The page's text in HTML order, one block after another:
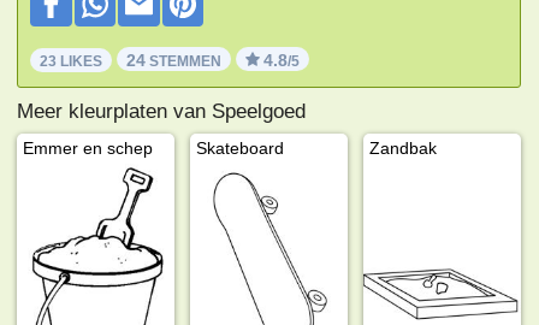
23 LIKES 24 STEMMEN 4.8/5
Meer kleurplaten van Speelgoed
Emmer en schep Skateboard Zandbak